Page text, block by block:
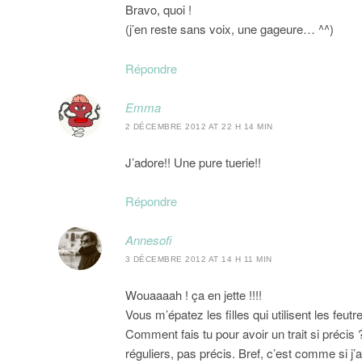
Bravo, quoi !
(j’en reste sans voix, une gageure… ^^)
Répondre
Emma
2 DÉCEMBRE 2012 AT 22 H 14 MIN
J’adore!! Une pure tuerie!!
Répondre
Annesofi
3 DÉCEMBRE 2012 AT 14 H 11 MIN
Wouaaaah ! ça en jette !!!!
Vous m’épatez les filles qui utilisent les
Comment fais tu pour avoir un trait si précis
réguliers, pas précis. Bref, c’est comme si